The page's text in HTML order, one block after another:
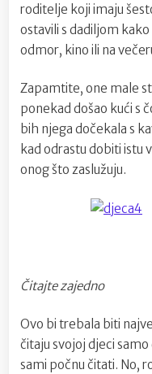
roditelje koji imaju
ostavili s dadiljom
odmor, kino ili na
Zapamtite, one male
ponekad došao kući s
bih njega dočekala s
kad odrastu dobiti istu
onog što zaslužuju.
Čitajte zajedno
Ovo bi trebala biti
čitaju svojoj djeci
sami počnu čitati. No,